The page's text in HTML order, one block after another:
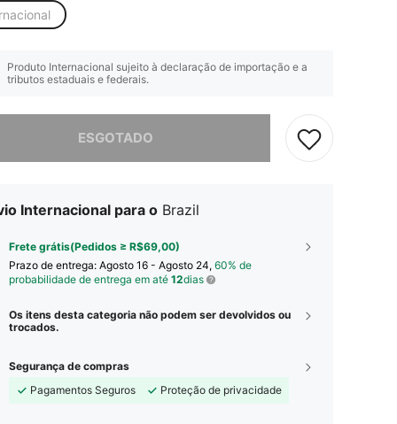
Produto Internacional sujeito à declaração de importação e a
tributos estaduais e federais.
ESGOTADO
Internacional para o Brazil
Frete grátis(Pedidos ≥ R$69,00)
Prazo de entrega: Agosto 16 - Agosto 24, 60% de
probabilidade de entrega em até 12dias
Os itens desta categoria não podem ser devolvidos ou
trocados.
Segurança de compras
Pagamentos Seguros
Proteção de privacidade